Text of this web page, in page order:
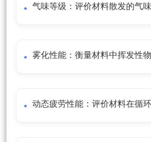
气味等级：评价材料散发的气
雾化性能：衡量材料中挥发性
动态疲劳性能：评价材料在循